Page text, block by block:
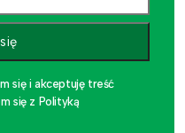
się i akceptuję treść
się z Polityką